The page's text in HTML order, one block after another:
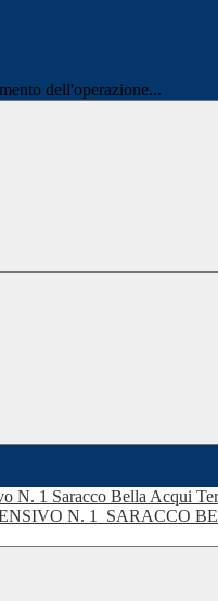
dell'operazione...
N. 1
SARACCO